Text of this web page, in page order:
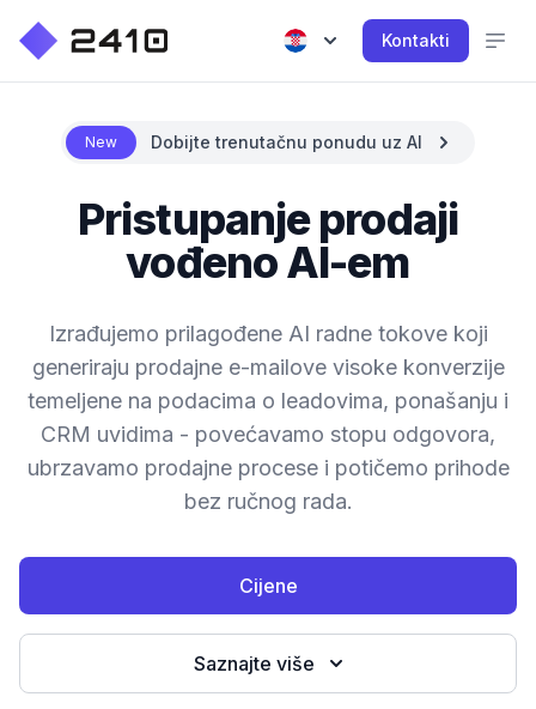
Kontakti
New Dobijte trenutačnu ponudu uz AI
Pristupanje prodaji
vođeno AI-em
Izrađujemo prilagođene AI radne tokove koji
generiraju prodajne e-mailove visoke konverzije
temeljene na podacima o leadovima, ponašanju i
CRM uvidima - povećavamo stopu odgovora,
ubrzavamo prodajne procese i potičemo prihode
bez ručnog rada.
Cijene
Saznajte više